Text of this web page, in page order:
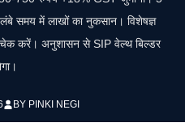
समय में लाखों का नुकसान। विशेषज्ञ
करें। अनुशासन से SIP वेल्थ बिल्डर
BY PINKI NEGI